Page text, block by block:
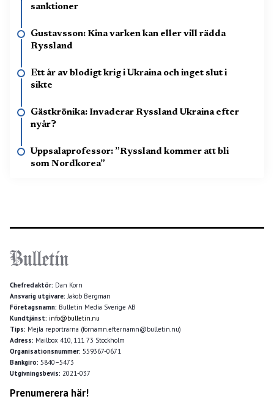
sanktioner
Gustavsson: Kina varken kan eller vill rädda
Ryssland
Ett år av blodigt krig i Ukraina och inget slut i
sikte
Gästkrönika: Invaderar Ryssland Ukraina efter
nyår?
Uppsalaprofessor: ”Ryssland kommer att bli
som Nordkorea”
Chefredaktör: Dan Korn
Ansvarig utgivare:Jakob Bergman
Företagsnamn: Bulletin Media Sverige AB
Kundtjänst: info@bulletin.nu
Tips: Mejla reportrarna (förnamn.efternamn@bulletin.nu)
Adress: Mailbox 410, 111 73 Stockholm
Organisationsnummer: 559367-0671
Bankgiro: 5840–5473
Utgivningsbevis: 2021-037
Prenumerera här!